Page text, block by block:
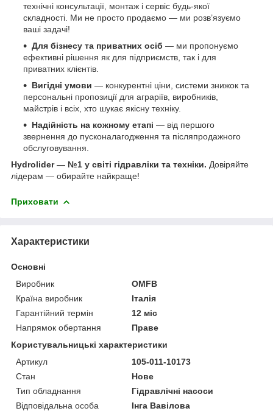
технічні консультації, монтаж і сервіс будь-якої
складності. Ми не просто продаємо — ми розв’язуємо
ваші задачі!
Для бізнесу та приватних осіб — ми пропонуємо
ефективні рішення як для підприємств, так і для
приватних клієнтів.
Вигідні умови — конкурентні ціни, системи знижок та
персональні пропозиції для аграріїв, виробників,
майстрів і всіх, хто шукає якісну техніку.
Надійність на кожному етапі — від першого
звернення до пусконалагодження та післяпродажного
обслуговування.
Hydrolider — №1 у світі гідравліки та техніки. Довіряйте
лідерам — обирайте найкраще!
Приховати
Характеристики
Основні
Виробник
OMFB
Країна виробник
Італія
Гарантійний термін
12 міс
Напрямок обертання
Праве
Користувальницькі характеристики
Артикул
105-011-10173
Стан
Нове
Тип обладнання
Гідравлічні насоси
Відповідальна особа
Інга Вавілова